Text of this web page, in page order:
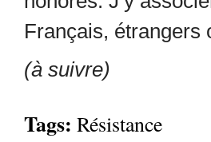
Français, étrangers
(à suivre)
Tags: Résistance